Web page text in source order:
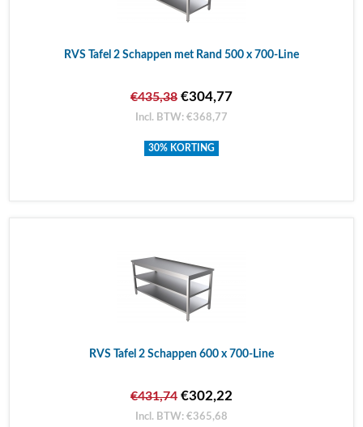
RVS Tafel 2 Schappen met Rand 500 x 700-Line
€435,38 €304,77
Incl. BTW: €368,77
30% KORTING
RVS Tafel 2 Schappen 600 x 700-Line
€431,74 €302,22
Incl. BTW: €365,68